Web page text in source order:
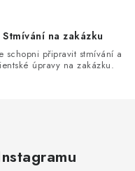
Stmívání na zakázku
schopni připravit stmívání a
úpravy na zakázku.